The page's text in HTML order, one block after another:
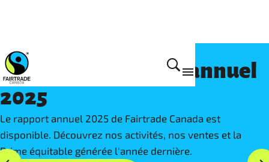
Lisez notre rapport annuel
2025
Le rapport annuel 2025 de Fairtrade Canada est
disponible. Découvrez nos activités, nos ventes et la
Prime équitable générée l'année dernière.